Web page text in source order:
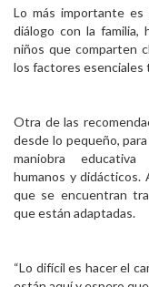
Lo más importante es
diálogo con la familia,
niños que comparten
los factores esenciales
Otra de las
desde lo pequeño,
maniobra
humanos y didácticos.
que se encuentran
que están adaptadas.
“Lo difícil es hacer el